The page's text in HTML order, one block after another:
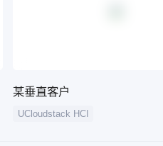
某垂直客户
UCloudstack HCI